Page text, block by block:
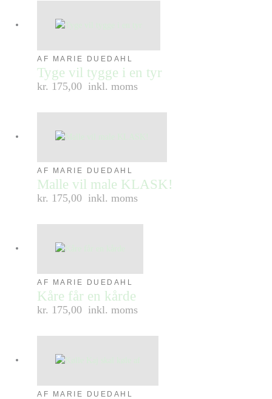
AF MARIE DUEDAHL
Tyge vil tygge i en tyr
kr. 175,00 inkl. moms
AF MARIE DUEDAHL
Malle vil male KLASK!
kr. 175,00 inkl. moms
AF MARIE DUEDAHL
Kåre får en kårde
kr. 175,00 inkl. moms
AF MARIE DUEDAHL